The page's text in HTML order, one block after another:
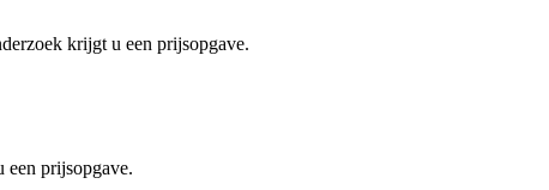
krijgt u een prijsopgave.
een prijsopgave.